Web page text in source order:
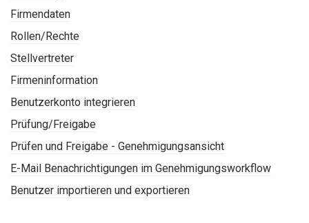
Firmendaten
Rollen/Rechte
Stellvertreter
Firmeninformation
Benutzerkonto integrieren
Prüfung/Freigabe
Prüfen und Freigabe - Genehmigungsansicht
E-Mail Benachrichtigungen im Genehmigungsworkflow
Benutzer importieren und exportieren